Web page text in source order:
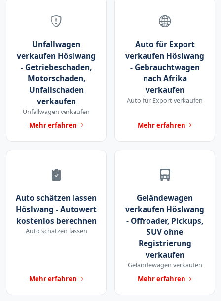
Unfallwagen
verkaufen Höslwang
- Getriebeschaden,
Motorschaden,
Unfallschaden
verkaufen
Unfallwagen verkaufen
Mehr erfahren
Auto für Export
verkaufen Höslwang
- Gebrauchtwagen
nach Afrika
verkaufen
Auto für Export verkaufen
Mehr erfahren
Auto schätzen lassen
Höslwang - Autowert
kostenlos berechnen
Auto schätzen lassen
Mehr erfahren
Geländewagen
verkaufen Höslwang
- Offroader, Pickups,
SUV ohne
Registrierung
verkaufen
Geländewagen verkaufen
Mehr erfahren